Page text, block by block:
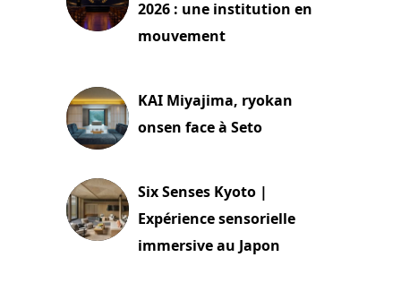
2026 : une institution en
mouvement
KAI Miyajima, ryokan
onsen face à Seto
Six Senses Kyoto |
Expérience sensorielle
immersive au Japon